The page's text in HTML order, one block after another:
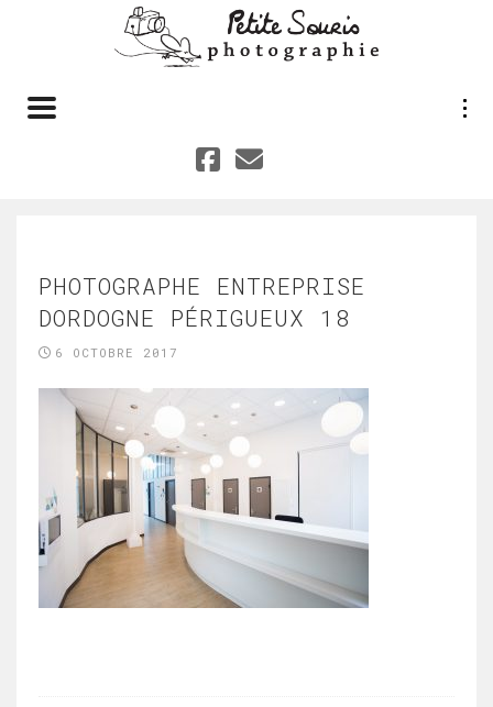
Toggle navigation
PHOTOGRAPHE ENTREPRISE
DORDOGNE PÉRIGUEUX 18
6 OCTOBRE 2017